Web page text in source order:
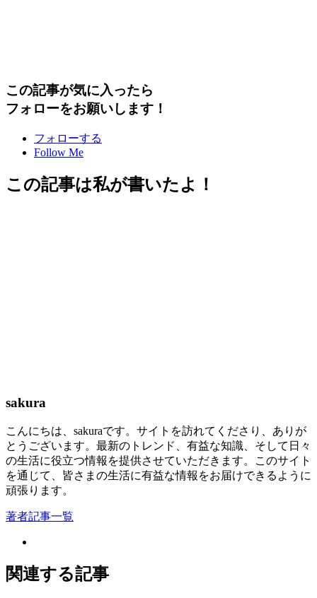
この記事が気に入ったら
フォローをお願いします！
フォローする
Follow Me
この記事は私が書いたよ！
sakura
こんにちは、sakuraです。サイトを訪れてくださり、ありが
とうございます。最新のトレンド、有益な知識、そして日々
の生活に役立つ情報を提供させていただきます。このサイト
を通じて、皆さまの生活に有益な情報をお届けできるように
頑張ります。
著者記事一覧
関連する記事